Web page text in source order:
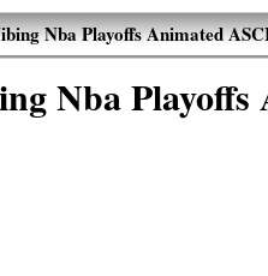
Nba Playoffs Animated
Nba